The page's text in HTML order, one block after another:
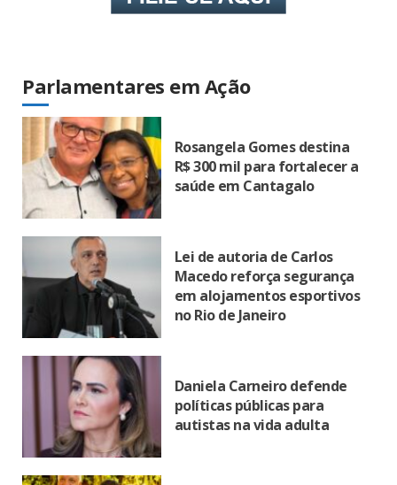
Parlamentares em Ação
Rosangela Gomes destina
R$ 300 mil para fortalecer a
saúde em Cantagalo
Lei de autoria de Carlos
Macedo reforça segurança
em alojamentos esportivos
no Rio de Janeiro
Daniela Carneiro defende
políticas públicas para
autistas na vida adulta